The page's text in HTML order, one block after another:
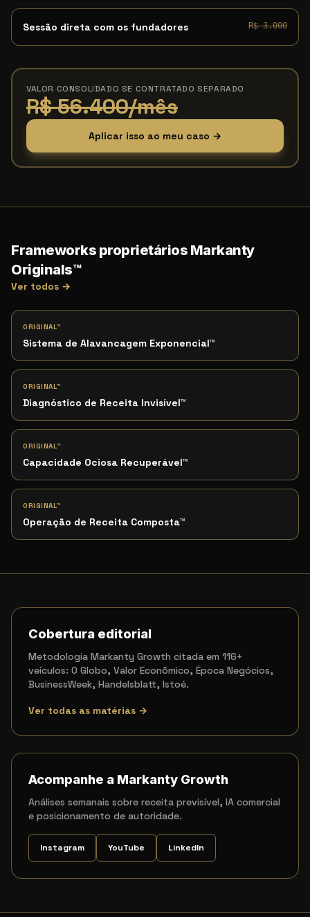
Sessão direta com os fundadores R$ 3.000
VALOR CONSOLIDADO SE CONTRATADO SEPARADO
R$ 56.400/mês
Aplicar isso ao meu caso →
Frameworks proprietários Markanty
Originals™
Ver todos →
ORIGINAL™
Sistema de Alavancagem Exponencial™
ORIGINAL™
Diagnóstico de Receita Invisível™
ORIGINAL™
Capacidade Ociosa Recuperável™
ORIGINAL™
Operação de Receita Composta™
Cobertura editorial
Metodologia Markanty Growth citada em 116+
veículos: O Globo, Valor Econômico, Época Negócios,
BusinessWeek, Handelsblatt, Istoé.
Ver todas as matérias →
Acompanhe a Markanty Growth
Análises semanais sobre receita previsível, IA comercial
e posicionamento de autoridade.
Instagram YouTube LinkedIn